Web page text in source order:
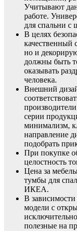
Учитывают
работе.
для спальни с
В целях
качественный
но и
должны быть
оказывать
человека.
Внешний
серии
минимализм,
направление
подобрать
При покупке
целостность
Цена за
тумбы для
ИКЕА.
В зависимости
модели с
полезные на